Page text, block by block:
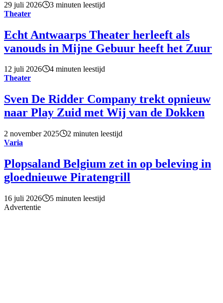
29 juli 2026
3 minuten leestijd
Theater
Echt Antwaarps Theater herleeft als
vanouds in Mijne Gebuur heeft het Zuur
12 juli 2026
4 minuten leestijd
Theater
Sven De Ridder Company trekt opnieuw
naar Play Zuid met Wij van de Dokken
2 november 2025
2 minuten leestijd
Varia
Plopsaland Belgium zet in op beleving in
gloednieuwe Piratengrill
16 juli 2026
5 minuten leestijd
Advertentie